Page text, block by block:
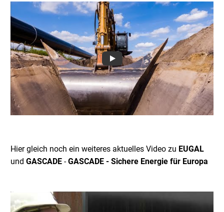
Hier gleich noch ein weiteres aktuelles Video zu EUGAL
und GASCADE -GASCADE - Sichere Energie für Europa